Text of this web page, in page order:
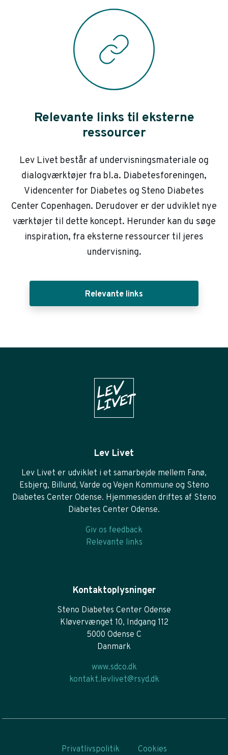
Relevante links til eksterne
ressourcer
Lev Livet består af undervisningsmateriale og
dialogværktøjer fra bl.a. Diabetesforeningen,
Videncenter for Diabetes og Steno Diabetes
Center Copenhagen. Derudover er der udviklet nye
værktøjer til dette koncept. Herunder kan du søge
inspiration, fra eksterne ressourcer til jeres
undervisning.
Relevante links
Lev Livet
Lev Livet er udviklet i et samarbejde mellem Fanø,
Esbjerg, Billund, Varde og Vejen Kommune og Steno
Diabetes Center Odense. Hjemmesiden driftes af Steno
Diabetes Center Odense.
Giv os feedback
Relevante links
Kontaktoplysninger
Steno Diabetes Center Odense
Kløvervænget 10, Indgang 112
5000 Odense C
Danmark
www.sdco.dk
kontakt.levlivet@rsyd.dk
Privatlivspolitik Cookies